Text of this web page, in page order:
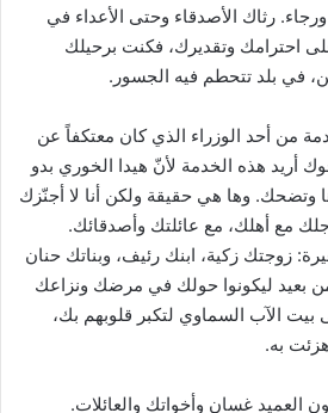
ورجاء. رثاك الأصدقاء وحتى الأعداء في
احترامك وتقديرك، فكنت برحيلك
في بلد تتحطم فيه الجسور.
من أحد الوزراء الذي كان معتكفاً عن
أريد هذه الخدمة لأنّ هيدا الخوري بدو
وتضحك. وها هي حقيقة ولكن أنا لا أجنّزك
مع أهلك، مع عائلتك وأصدقائك.
زوجتك زكية، ابنك رئيف، وبناتك حنان
بعيد ليكونوا حولك في مرضك ونزاعك
الآب السماوي لتكبر قلوبهم بك،
به.
العميد غسان وأخواتك والعائلات.